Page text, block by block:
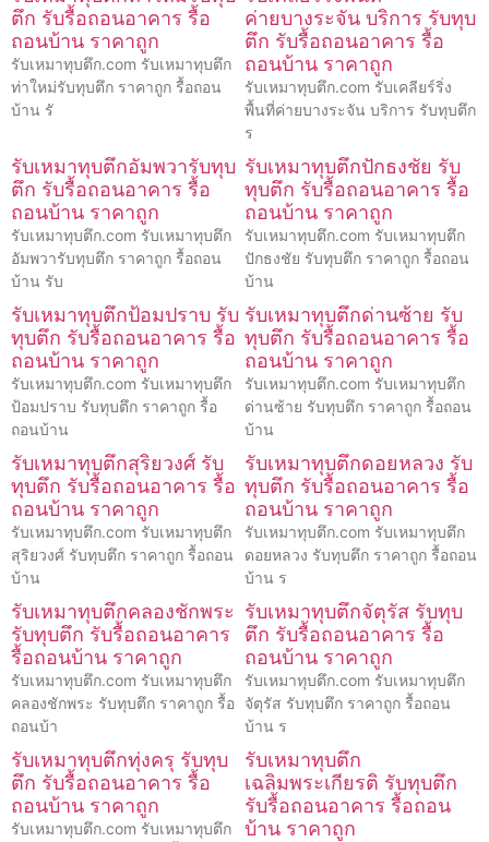
ตึก รับรื้อถอนอาคาร รื้อ
ถอนบ้าน ราคาถูก
รับเหมาทุบตึก.com รับเหมาทุบตึก
ท่าใหม่รับทุบตึก ราคาถูก รื้อถอน
บ้าน รั
ค่ายบางระจัน บริการ รับทุบ
ตึก รับรื้อถอนอาคาร รื้อ
ถอนบ้าน ราคาถูก
รับเหมาทุบตึก.com รับเคลียร์ริ่ง
พื้นที่ค่ายบางระจัน บริการ รับทุบตึก
ร
รับเหมาทุบตึกอัมพวารับทุบ
ตึก รับรื้อถอนอาคาร รื้อ
ถอนบ้าน ราคาถูก
รับเหมาทุบตึก.com รับเหมาทุบตึก
อัมพวารับทุบตึก ราคาถูก รื้อถอน
บ้าน รับ
รับเหมาทุบตึกปักธงชัย รับ
ทุบตึก รับรื้อถอนอาคาร รื้อ
ถอนบ้าน ราคาถูก
รับเหมาทุบตึก.com รับเหมาทุบตึก
ปักธงชัย รับทุบตึก ราคาถูก รื้อถอน
บ้าน
รับเหมาทุบตึกป้อมปราบ รับ
ทุบตึก รับรื้อถอนอาคาร รื้อ
ถอนบ้าน ราคาถูก
รับเหมาทุบตึก.com รับเหมาทุบตึก
ป้อมปราบ รับทุบตึก ราคาถูก รื้อ
ถอนบ้าน
รับเหมาทุบตึกด่านซ้าย รับ
ทุบตึก รับรื้อถอนอาคาร รื้อ
ถอนบ้าน ราคาถูก
รับเหมาทุบตึก.com รับเหมาทุบตึก
ด่านซ้าย รับทุบตึก ราคาถูก รื้อถอน
บ้าน
รับเหมาทุบตึกสุริยวงศ์ รับ
ทุบตึก รับรื้อถอนอาคาร รื้อ
ถอนบ้าน ราคาถูก
รับเหมาทุบตึก.com รับเหมาทุบตึก
สุริยวงศ์ รับทุบตึก ราคาถูก รื้อถอน
บ้าน
รับเหมาทุบตึกดอยหลวง รับ
ทุบตึก รับรื้อถอนอาคาร รื้อ
ถอนบ้าน ราคาถูก
รับเหมาทุบตึก.com รับเหมาทุบตึก
ดอยหลวง รับทุบตึก ราคาถูก รื้อถอน
บ้าน ร
รับเหมาทุบตึกคลองชักพระ
รับทุบตึก รับรื้อถอนอาคาร
รื้อถอนบ้าน ราคาถูก
รับเหมาทุบตึก.com รับเหมาทุบตึก
คลองชักพระ รับทุบตึก ราคาถูก รื้อ
ถอนบ้า
รับเหมาทุบตึกจัตุรัส รับทุบ
ตึก รับรื้อถอนอาคาร รื้อ
ถอนบ้าน ราคาถูก
รับเหมาทุบตึก.com รับเหมาทุบตึก
จัตุรัส รับทุบตึก ราคาถูก รื้อถอน
บ้าน ร
รับเหมาทุบตึกทุ่งครุ รับทุบ
ตึก รับรื้อถอนอาคาร รื้อ
ถอนบ้าน ราคาถูก
รับเหมาทุบตึก.com รับเหมาทุบตึก
รับเหมาทุบตึก
เฉลิมพระเกียรติ รับทุบตึก
รับรื้อถอนอาคาร รื้อถอน
บ้าน ราคาถูก